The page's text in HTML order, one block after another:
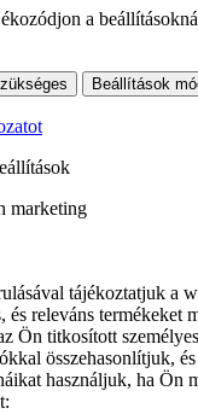
a
Beállítások
marketing
tájékoztatjuk a
és releváns termékeket
Ön titkosított
összehasonlítjuk,
használjuk, ha Ön